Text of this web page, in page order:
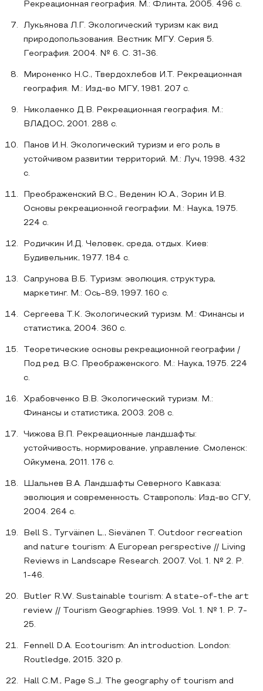
Рекреационная география. М.: Флинта, 2005. 496 с.
Лукьянова Л.Г. Экологический туризм как вид
природопользования. Вестник МГУ. Серия 5.
География. 2004. № 6. С. 31-36.
Мироненко Н.С., Твердохлебов И.Т. Рекреационная
география. М.: Изд-во МГУ, 1981. 207 с.
Николаенко Д.В. Рекреационная география. М.:
ВЛАДОС, 2001. 288 с.
Панов И.Н. Экологический туризм и его роль в
устойчивом развитии территорий. М.: Луч, 1998. 432
с.
Преображенский В.С., Веденин Ю.А., Зорин И.В.
Основы рекреационной географии. М.: Наука, 1975.
224 с.
Родичкин И.Д. Человек, среда, отдых. Киев:
Будивельник, 1977. 184 с.
Сапрунова В.Б. Туризм: эволюция, структура,
маркетинг. М.: Ось-89, 1997. 160 с.
Сергеева Т.К. Экологический туризм. М.: Финансы и
статистика, 2004. 360 с.
Теоретические основы рекреационной географии /
Под ред. В.С. Преображенского. М.: Наука, 1975. 224
с.
Храбовченко В.В. Экологический туризм. М.:
Финансы и статистика, 2003. 208 с.
Чижова В.П. Рекреационные ландшафты:
устойчивость, нормирование, управление. Смоленск:
Ойкумена, 2011. 176 с.
Шальнев В.А. Ландшафты Северного Кавказа:
эволюция и современность. Ставрополь: Изд-во СГУ,
2004. 264 с.
Bell S., Tyrväinen L., Sievänen T. Outdoor recreation
and nature tourism: A European perspective // Living
Reviews in Landscape Research. 2007. Vol. 1. № 2. P.
1-46.
Butler R.W. Sustainable tourism: A state-of-the art
review // Tourism Geographies. 1999. Vol. 1. № 1. P. 7-
25.
Fennell D.A. Ecotourism: An introduction. London:
Routledge, 2015. 320 p.
Hall C.M., Page S.J. The geography of tourism and